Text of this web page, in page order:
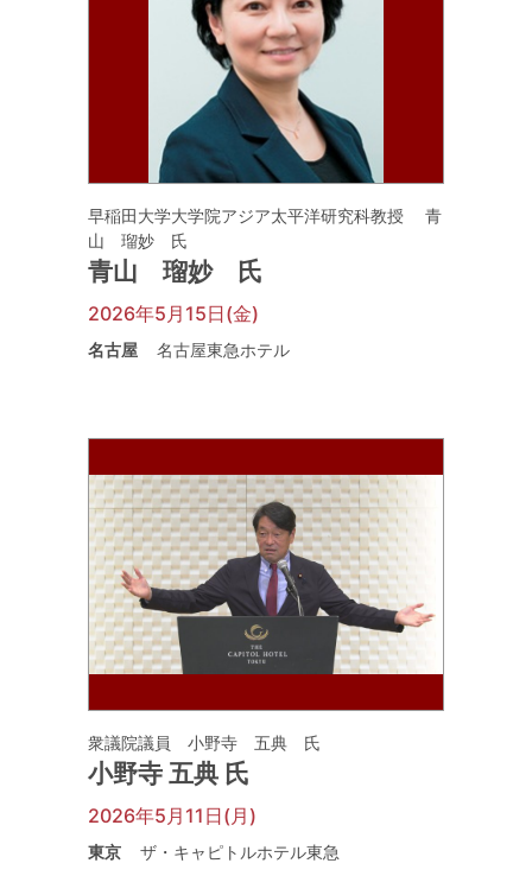
早稲田大学大学院アジア太平洋研究科教授 青
山 瑠妙 氏
青山 瑠妙 氏
2026年5月15日(金)
名古屋 名古屋東急ホテル
衆議院議員 小野寺 五典 氏
小野寺 五典 氏
2026年5月11日(月)
東京 ザ・キャピトルホテル東急